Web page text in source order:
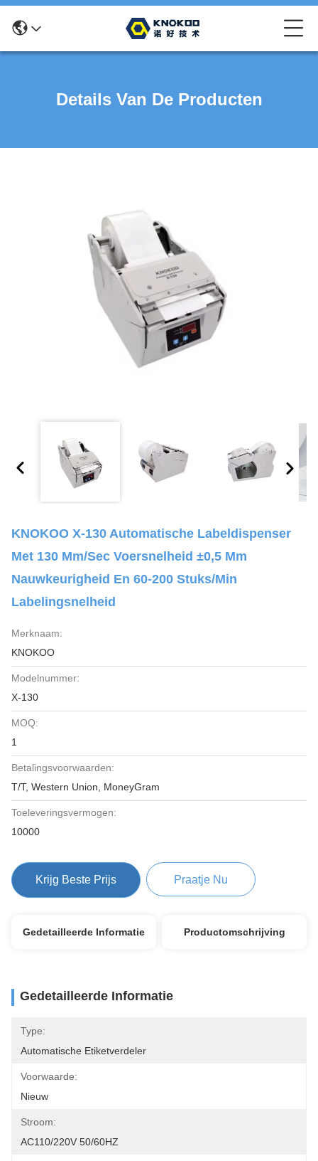
Details Van De Producten
KNOKOO X-130 Automatische Labeldispenser
Met 130 Mm/sec Voersnelheid ±0,5 Mm
Nauwkeurigheid En 60-200 Stuks/min
Labelingsnelheid
Merknaam:
KNOKOO
Modelnummer:
X-130
MOQ:
1
Betalingsvoorwaarden:
T/T, Western Union, MoneyGram
Toeleveringsvermogen:
10000
Krijg Beste Prijs Praatje Nu
Gedetailleerde Informatie Productomschrijving
Gedetailleerde Informatie
Type:
Automatische Etiketverdeler
Voorwaarde:
Nieuw
Stroom:
AC110/220V 50/60HZ